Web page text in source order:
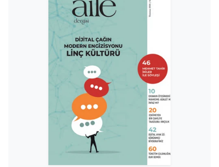
Nevşehir Müftülüğü
Niğde Müftülüğü
Ordu Müftülüğü
Osmaniye Müftülüğü
Rize Müftülüğü
Sakarya Müftülüğü